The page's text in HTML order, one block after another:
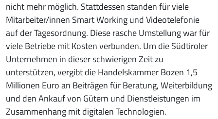
nicht mehr möglich. Stattdessen standen für viele
Mitarbeiter/innen Smart Working und Videotelefonie
auf der Tagesordnung. Diese rasche Umstellung war für
viele Betriebe mit Kosten verbunden. Um die Südtiroler
Unternehmen in dieser schwierigen Zeit zu
unterstützen, vergibt die Handelskammer Bozen 1,5
Millionen Euro an Beiträgen für Beratung, Weiterbildung
und den Ankauf von Gütern und Dienstleistungen im
Zusammenhang mit digitalen Technologien.